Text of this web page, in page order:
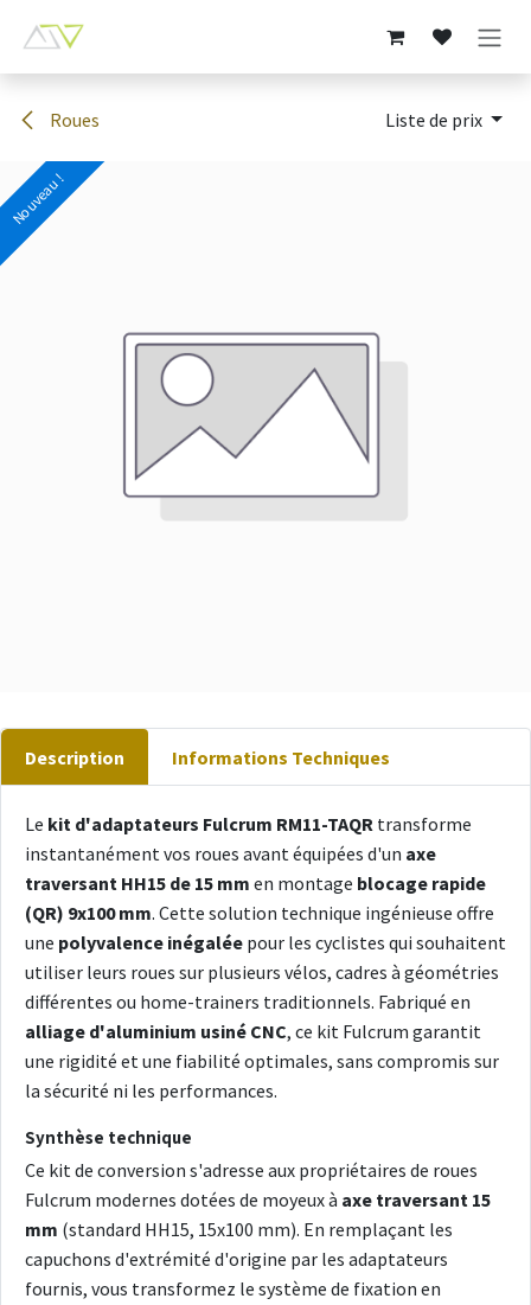
Roues Liste de prix
Nouveau !
Description Informations Techniques
Le kit d'adaptateurs Fulcrum RM11-TAQR transforme
instantanément vos roues avant équipées d'un axe
traversant HH15 de 15 mm en montage blocage rapide
(QR) 9x100 mm. Cette solution technique ingénieuse offre
une polyvalence inégalée pour les cyclistes qui souhaitent
utiliser leurs roues sur plusieurs vélos, cadres à géométries
différentes ou home-trainers traditionnels. Fabriqué en
alliage d'aluminium usiné CNC, ce kit Fulcrum garantit
une rigidité et une fiabilité optimales, sans compromis sur
la sécurité ni les performances.
Synthèse technique
Ce kit de conversion s'adresse aux propriétaires de roues
Fulcrum modernes dotées de moyeux à axe traversant 15
mm (standard HH15, 15x100 mm). En remplaçant les
capuchons d'extrémité d'origine par les adaptateurs
fournis, vous transformez le système de fixation en